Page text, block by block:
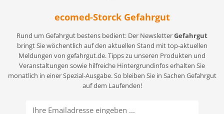
ecomed-Storck Gefahrgut
Rund um Gefahrgut bestens bedient: Der NewsletterGefahrgut
bringt Sie wöchentlich auf den aktuellen Stand mit top-aktuellen
Meldungen von gefahrgut.de. Tipps zu unseren Produkten und
Veranstaltungen sowie hilfreiche Hintergrundinfos erhalten Sie
monatlich in einer Spezial-Ausgabe. So bleiben Sie in Sachen Gefahrgut
auf dem Laufenden!